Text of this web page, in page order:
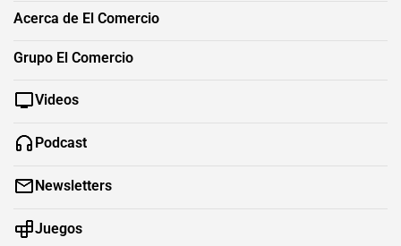
Acerca de El Comercio
Grupo El Comercio
Videos
Podcast
Newsletters
Juegos